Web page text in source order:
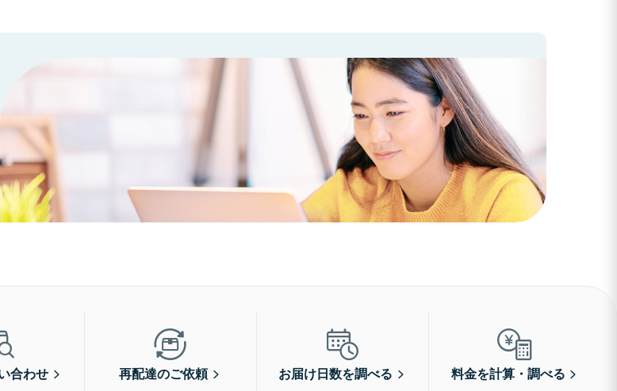
合わせ 再配達のご依頼 お届け日数を調べる 料金を計算・調べる